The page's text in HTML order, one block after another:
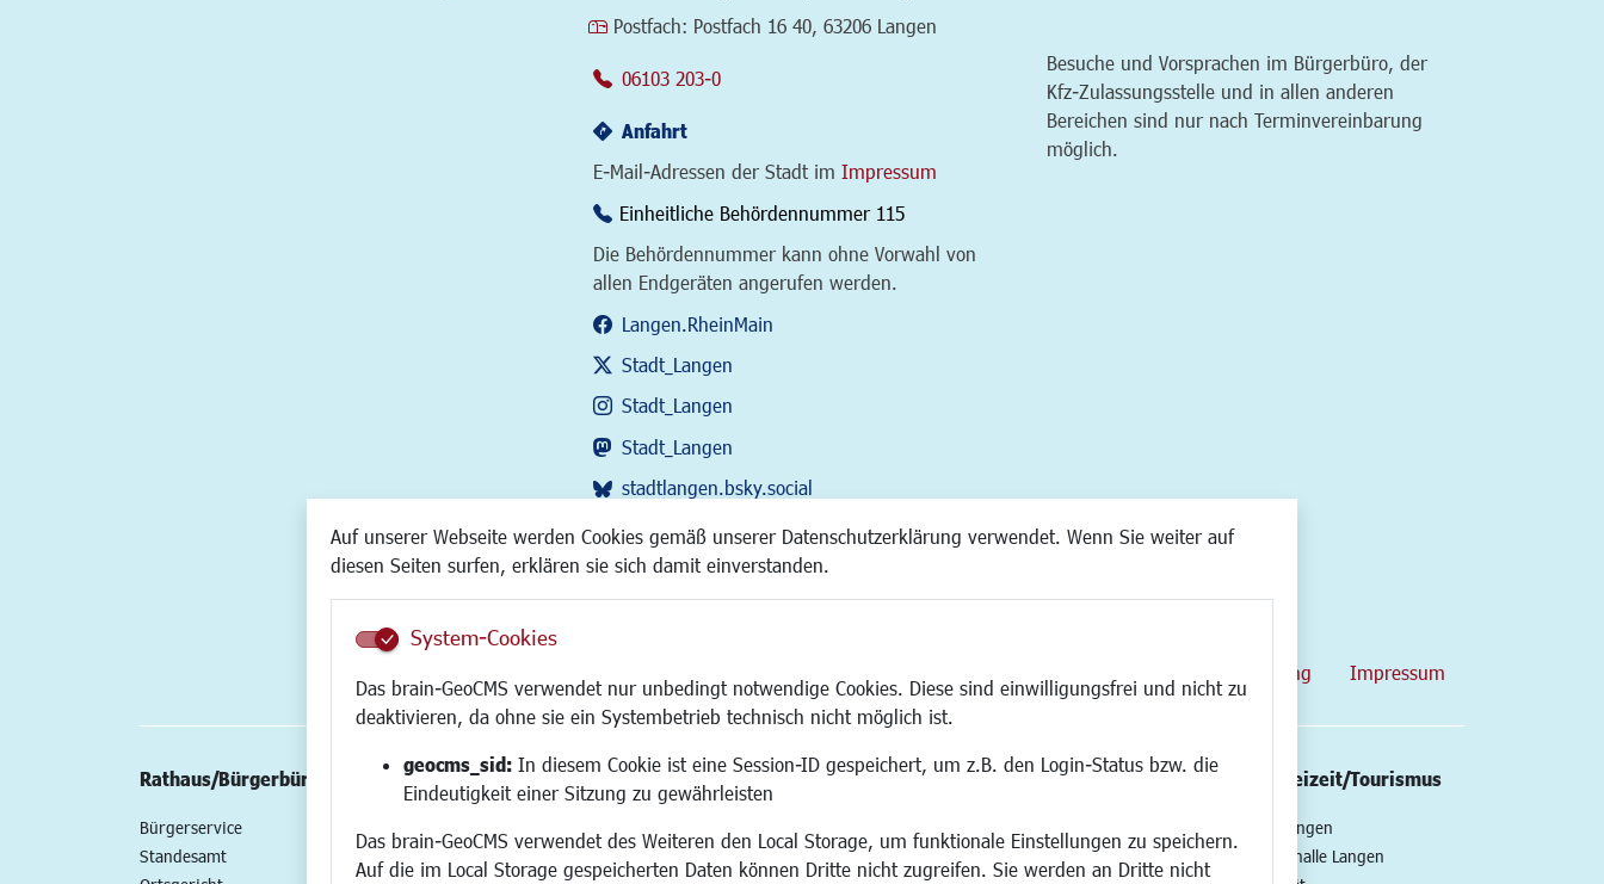
Auf unserer Webseite werden Cookies gemäß unserer Datenschutzerklärung verwendet. Wenn Sie weiter auf
diesen Seiten surfen, erklären sie sich damit einverstanden.
System-Cookies
Das brain-GeoCMS verwendet nur unbedingt notwendige Cookies. Diese sind einwilligungsfrei und nicht zu
deaktivieren, da ohne sie ein Systembetrieb technisch nicht möglich ist.
geocms_sid: In diesem Cookie ist eine Session-ID gespeichert, um z.B. den Login-Status bzw. die
Eindeutigkeit einer Sitzung zu gewährleisten
Das brain-GeoCMS verwendet des Weiteren den Local Storage, um funktionale Einstellungen zu speichern.
Auf die im Local Storage gespeicherten Daten können Dritte nicht zugreifen. Sie werden an Dritte nicht
Postfach: Postfach 16 40, 63206 Langen
06103 203-0
Anfahrt
E-Mail-Adressen der Stadt im Impressum
Einheitliche Behördennummer 115
Die Behördennummer kann ohne Vorwahl von
allen Endgeräten angerufen werden.
Langen.RheinMain
Stadt_Langen
Stadt_Langen
Stadt_Langen
stadtlangen.bsky.social
RSS-Feed
Besuche und Vorsprachen im Bürgerbüro, der
Kfz-Zulassungsstelle und in allen anderen
Bereichen sind nur nach Terminvereinbarung
möglich.
Datenschutzerklärung Impressum
Rathaus/Bürgerbüro
Bürgerservice
Standesamt
Wirtschaft/Stadtentwicklung Familie/Soziales Bauen/Umwelt/Mobilität Kultur/Freizeit/Tourismus
Veranstaltungen
Neue Stadthalle Langen